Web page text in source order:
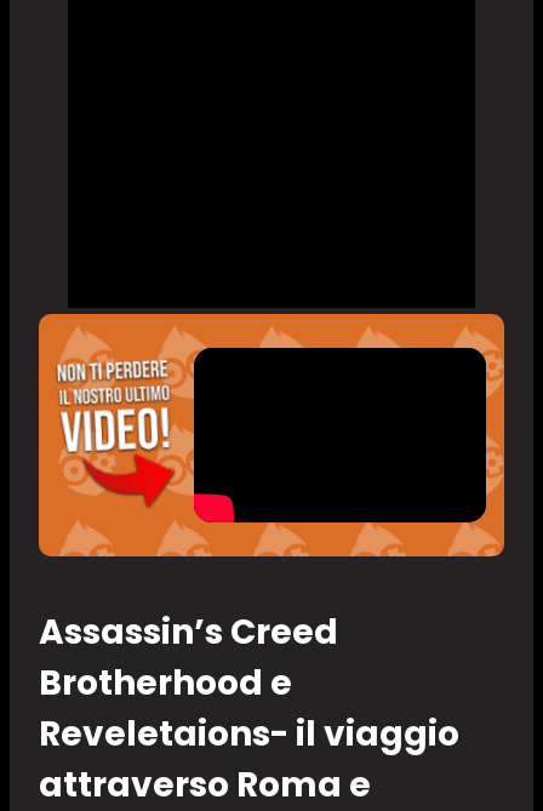
Assassin’s Creed
Brotherhood e
Reveletaions- il viaggio
attraverso Roma e